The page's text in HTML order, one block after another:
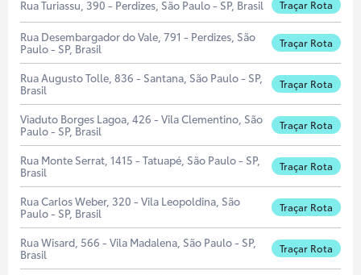
Rua Turiassu, 390 - Perdizes, São Paulo - SP, Brasil Traçar Rota
Rua Desembargador do Vale, 791 - Perdizes, São
Paulo - SP, Brasil
Traçar Rota
Rua Augusto Tolle, 836 - Santana, São Paulo - SP,
Brasil
Traçar Rota
Viaduto Borges Lagoa, 426 - Vila Clementino, São
Paulo - SP, Brasil
Traçar Rota
Rua Monte Serrat, 1415 - Tatuapé, São Paulo - SP,
Brasil
Traçar Rota
Rua Carlos Weber, 320 - Vila Leopoldina, São
Paulo - SP, Brasil
Traçar Rota
Rua Wisard, 566 - Vila Madalena, São Paulo - SP,
Brasil
Traçar Rota